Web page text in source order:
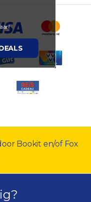
Bookit en/of Fox